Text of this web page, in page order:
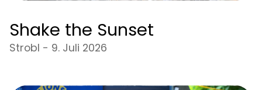
Shake the Sunset
Strobl - 9. Juli 2026